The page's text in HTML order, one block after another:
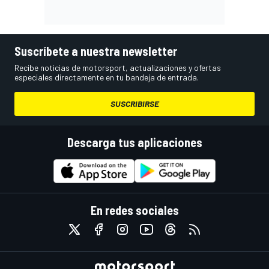
Suscríbete a nuestra newsletter
Recibe noticias de motorsport, actualizaciones y ofertas
especiales directamente en tu bandeja de entrada.
SUSCRIBIRSE
Descarga tus aplicaciones
En redes sociales